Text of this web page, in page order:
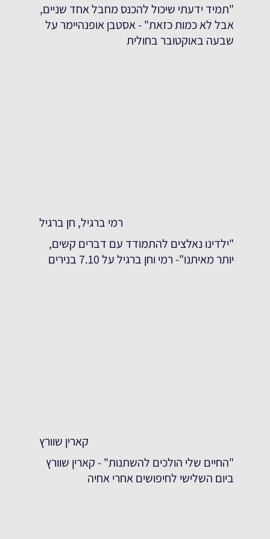
"תמיד ידעתי שיכול להכנס מחבל אחד שניים,
אבל לא כמות כזאת" - אסטבן אופנהיימר על
שבעה באוקטובר בחולית
רמי ברגיל, חן ברגיל
"ילדינו נאלצים להתמודד עם דברים קשים,
יותר מאיתנו"- רמי וחן ברגיל על 7.10 בנירים
קארין שוורץ
"החיים שלי הולכים להשתנות" - קארין שוורץ
ביום השלישי לחיפושים אחרי אחיה